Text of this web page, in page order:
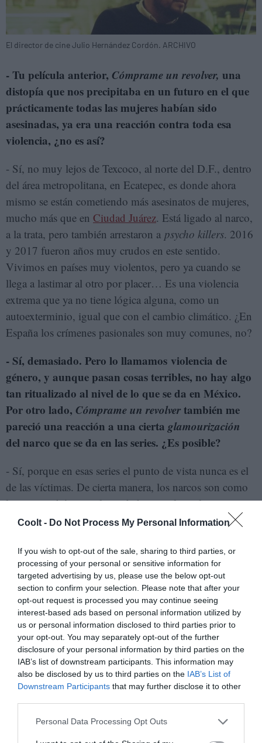
Coolt - Do Not Process My Personal Information
If you wish to opt-out of the sale, sharing to third parties, or
processing of your personal or sensitive information for
targeted advertising by us, please use the below opt-out
section to confirm your selection. Please note that after your
opt-out request is processed you may continue seeing
interest-based ads based on personal information utilized by
us or personal information disclosed to third parties prior to
your opt-out. You may separately opt-out of the further
disclosure of your personal information by third parties on the
IAB’s list of downstream participants. This information may
also be disclosed by us to third parties on the IAB’s List of
Downstream Participants that may further disclose it to other
Personal Data Processing Opt Outs
El director de cine Julio Hernández Cordón. ARCHIVO
- Tu película anterior, Cómprame un revolver, una
distopía que nos precipitaba en un futuro en el que
prácticamente todas las mujeres habían sido
asesinadas, ya era una reacción contra toda esa
violencia, ¿no es así?
- Sí, no muy lejos de Texcoco, al norte del D.F., dentro
del área metropolitana, en Ecatepec, es donde ahora
mismo se están cometiendo más asesinatos de mujeres,
mucho más que en Ciudad Juárez. Está ligado al narco,
a la trata, pero también arrestaron a psycho killers. 2016
y 2017 fueron años muy crudos en este sentido.
Vivimos en países muy violentos, pero ya cuando se
llega a lastimar al otro por placer… Es una violencia
extrema que ya no tiene lógica alguna, como un
autoexterminio, igual que con el cambio climático. ¿En
España los crímenes pasionales son muy comunes, no?
- Sí, demasiado. Pero lo llamamos violencia de
género, y aunque pasan cosas terribles, no hay algo
tan ritualizado al nivel de lo que se da en México.
Por otro lado, Cómprame un revolvertambién me
pareció una reacción a una cierta glamourización
del narco que se da en las series. ¿Es posible?
- Sí, porque en esas series el punto de vista nunca es el
de las víctimas. De cierta manera, los narcos son como
los nuevos héroes, y la verdad es que la violencia en
México es como una ruleta rusa, te puede pillar en
distintos carteles y la policía y el ejército, aunque todos
se están lucrando con el narco. Y yo también me
pregunto: ¿por qué en México tenemos que pagar con
sangre los platos rotos del narco cuando es un problema
que afecta a todo el mundo? Se nos ha estigmatizado
cuando el dinero que produce el narco ni siquiera está
en el país, está en los bancos americanos y suizos. Te
dicen que México es tan salvaje, y mientras tanto se
están jalando una línea de coca. Y les digo: lo que estás
jalando tiene rastros de sangre, muy cabrón. Te
preocupa la violencia, pero la financias. Es